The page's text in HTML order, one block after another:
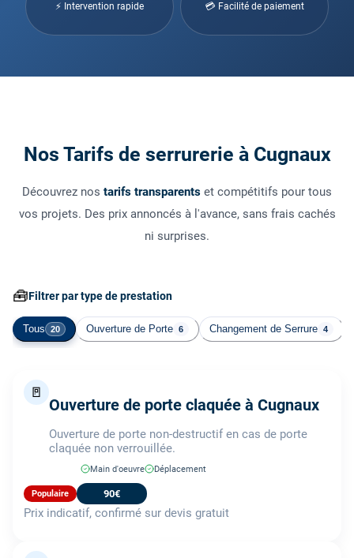
⚡ Intervention rapide 💳 Facilité de paiement
Nos Tarifs de serrurerie à Cugnaux
Découvrez nos tarifs transparents et compétitifs pour tous
vos projets. Des prix annoncés à l'avance, sans frais cachés
ni surprises.
🧰Filtrer par type de prestation
Tous 20 Ouverture de Porte 6 Changement de Serrure 4
🚪
Ouverture de porte claquée à Cugnaux
Ouverture de porte non-destructif en cas de porte
claquée non verrouillée.
Main d'oeuvre Déplacement
Populaire 90€
Prix indicatif, confirmé sur devis gratuit